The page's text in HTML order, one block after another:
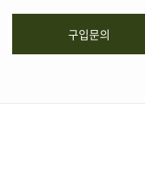
구입문의